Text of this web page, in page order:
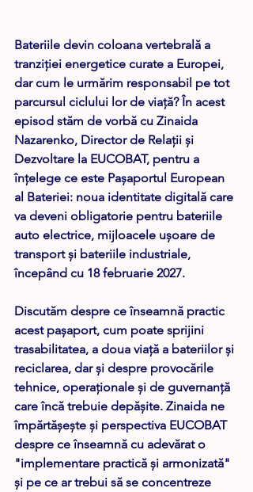
Bateriile devin coloana vertebrală a
tranziției energetice curate a Europei,
dar cum le urmărim responsabil pe tot
parcursul ciclului lor de viață? În acest
episod stăm de vorbă cu Zinaida
Nazarenko, Director de Relații și
Dezvoltare la EUCOBAT, pentru a
înțelege ce este Pașaportul European
al Bateriei: noua identitate digitală care
va deveni obligatorie pentru bateriile
auto electrice, mijloacele ușoare de
transport și bateriile industriale,
începând cu 18 februarie 2027.
Discutăm despre ce înseamnă practic
acest pașaport, cum poate sprijini
trasabilitatea, a doua viață a bateriilor și
reciclarea, dar și despre provocările
tehnice, operaționale și de guvernanță
care încă trebuie depășite. Zinaida ne
împărtășește și perspectiva EUCOBAT
despre ce înseamnă cu adevărat o
"implementare practică și armonizată"
și pe ce ar trebui să se concentreze